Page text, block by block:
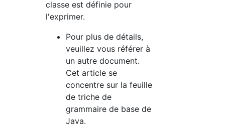
classe est définie pour
l'exprimer.
Pour plus de détails,
veuillez vous référer à
un autre document.
Cet article se
concentre sur la feuille
de triche de
grammaire de base de
Java.